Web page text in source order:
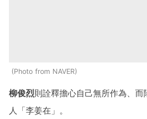
Photo from NAVER
柳俊烈則詮釋擔心自己無所作為、而
人「李姜在」。